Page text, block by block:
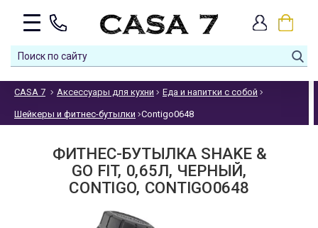
CASA 7 Аксессуары для кухни Еда и напитки с собой
Шейкеры и фитнес-бутылки Contigo0648
ФИТНЕС-БУТЫЛКА SHAKE &
GO FIT, 0,65Л, ЧЕРНЫЙ,
CONTIGO, CONTIGO0648